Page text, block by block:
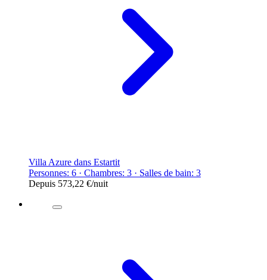
Villa Azure dans Estartit
Personnes: 6 · Chambres: 3 · Salles de bain: 3
Depuis 573,22 €/nuit